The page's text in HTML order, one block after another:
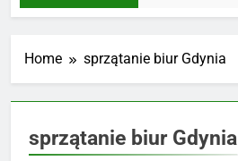
Home sprzątanie biur Gdynia
sprzątanie biur Gdynia